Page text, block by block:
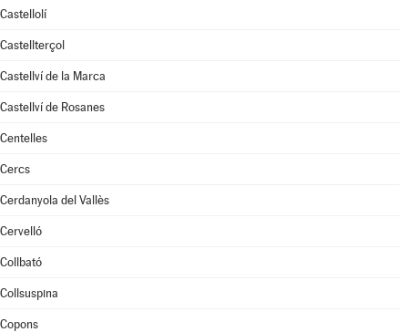
Castellolí
Castellterçol
Castellví de la Marca
Castellví de Rosanes
Centelles
Cercs
Cerdanyola del Vallès
Cervelló
Collbató
Collsuspina
Copons